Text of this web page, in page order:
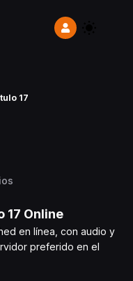
17
17 Online
en línea, con audio y
preferido en el